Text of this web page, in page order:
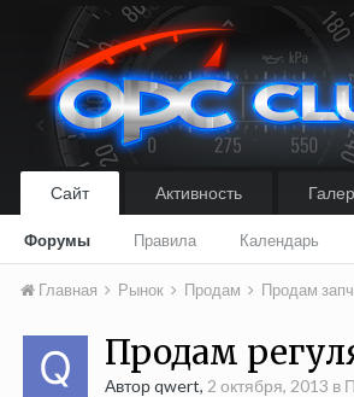
Сайт
Форумы Правила Календарь
Активность
Главная Рынок Продам Продам
Продам
Автор qwert, 2 октября, 2013 в